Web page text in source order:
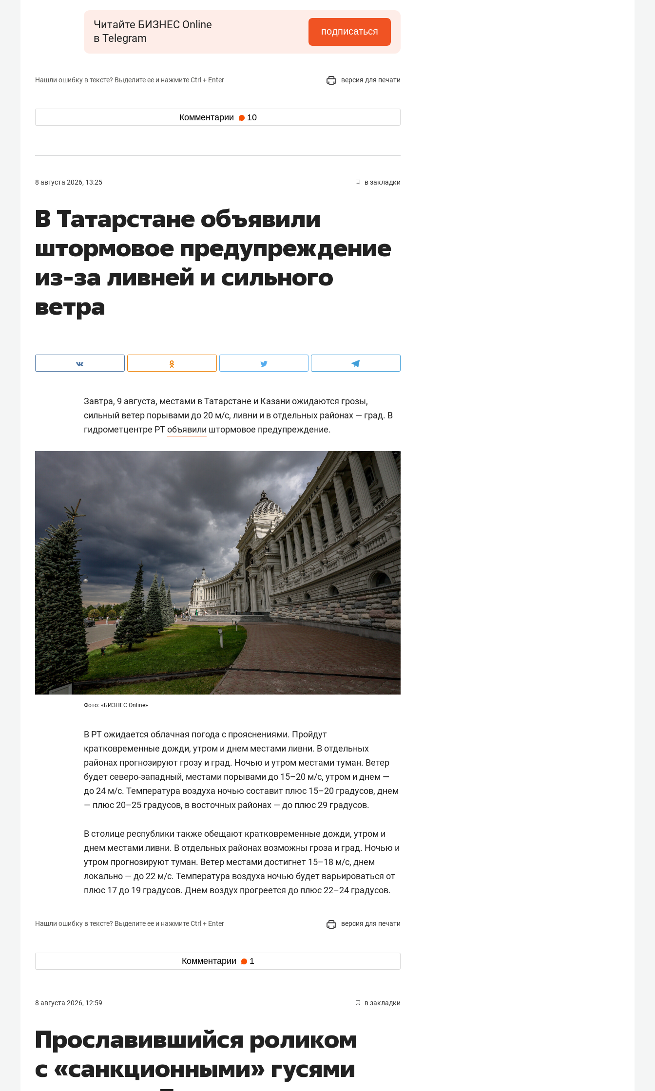
Читайте БИЗНЕС Online
в Telegram
подписаться
Нашли ошибку в тексте? Выделите ее и нажмите Ctrl + Enter версия для печати
Комментарии 10
8 августа 2026, 13:25 в закладки
В Татарстане объявили
штормовое предупреждение
из-за ливней и сильного
ветра
Завтра, 9 августа, местами в Татарстане и Казани ожидаются грозы,
сильный ветер порывами до 20 м/c, ливни и в отдельных районах — град. В
гидрометцентре РТобъявили штормовое предупреждение.
Фото: «БИЗНЕС Online»
В РТ ожидается облачная погода с прояснениями. Пройдут
кратковременные дожди, утром и днем местами ливни. В отдельных
районах прогнозируют грозу и град. Ночью и утром местами туман. Ветер
будет северо-западный, местами порывами до 15–20 м/c, утром и днем —
до 24 м/с. Температура воздуха ночью составит плюс 15–20 градусов, днем
— плюс 20–25 градусов, в восточных районах — до плюс 29 градусов.
В столице республики также обещают кратковременные дожди, утром и
днем местами ливни. В отдельных районах возможны гроза и град. Ночью и
утром прогнозируют туман. Ветер местами достигнет 15–18 м/с, днем
локально — до 22 м/с. Температура воздуха ночью будет варьироваться от
плюс 17 до 19 градусов. Днем воздух прогреется до плюс 22–24 градусов.
Нашли ошибку в тексте? Выделите ее и нажмите Ctrl + Enter версия для печати
Комментарии 1
8 августа 2026, 12:59 в закладки
Прославившийся роликом
с «санкционными» гусями